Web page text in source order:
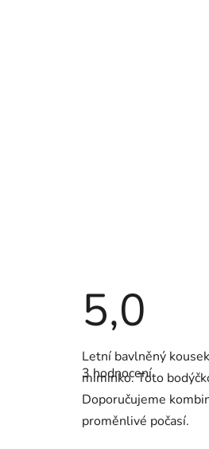
5,0
Průměrné
hodnocení
produktu
5,0
5
3 hodnocení
Letní bavlněný
miminko. Toto
Doporučujeme
proměnlivé počasí.